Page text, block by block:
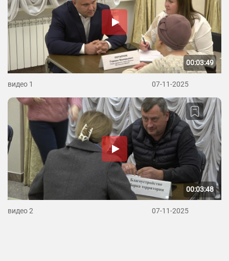
00:03:49
видео 1 07-11-2025
00:03:48
видео 2 07-11-2025